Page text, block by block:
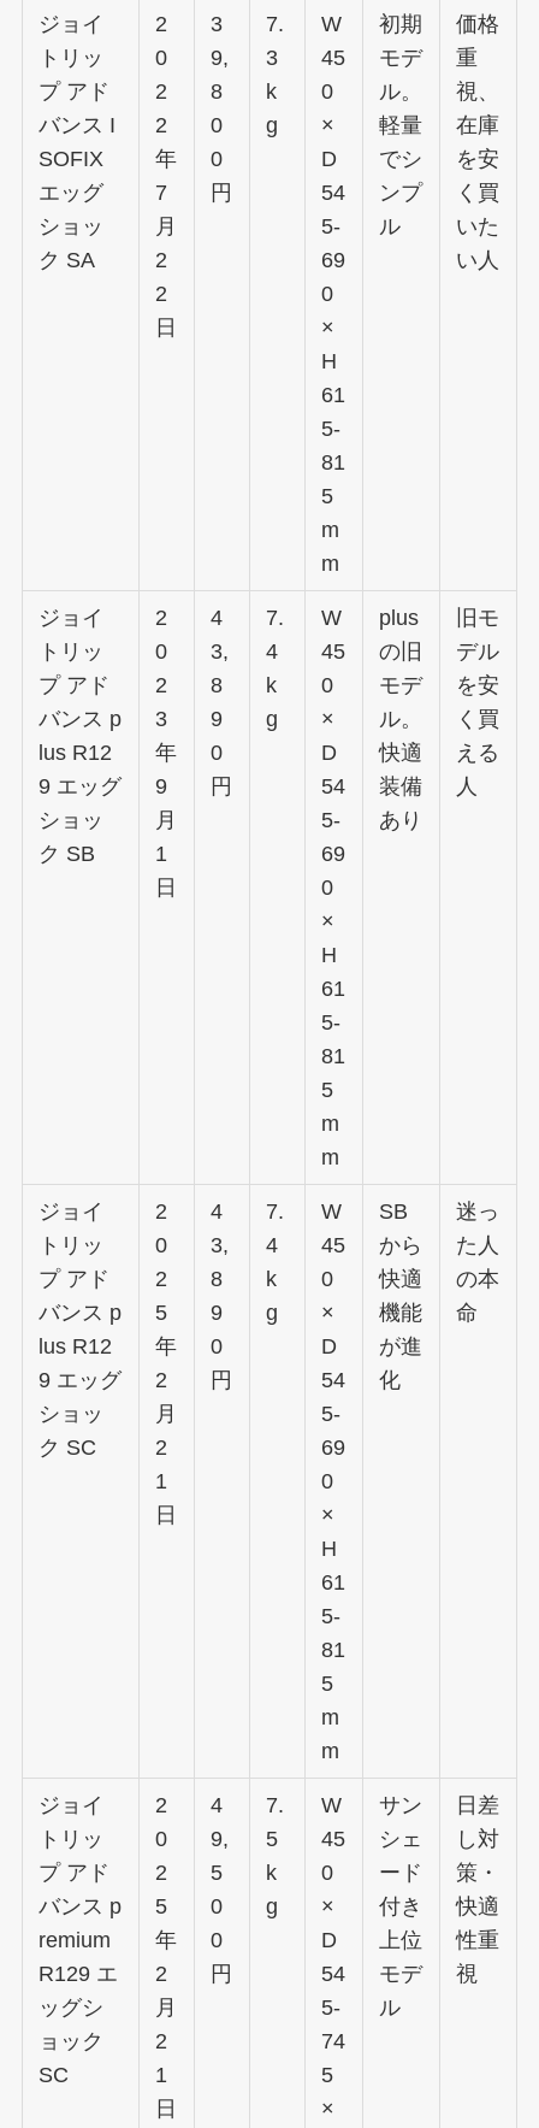
ジョイ
トリッ
プ アド
バンス I
SOFIX
エッグ
ショッ
ク SA
2
0
2
2
年
7
月
2
2
日
3
9,
8
0
0
円
7.
3
k
g
W
45
0
×
D
54
5-
69
0
×
H
61
5-
81
5
m
m
初期
モデ
ル。
軽量
でシ
ンプ
ル
価格
重
視、
在庫
を安
く買
いた
い人
ジョイ
トリッ
プ アド
バンス p
lus R12
9 エッグ
ショッ
ク SB
2
0
2
3
年
9
月
1
日
4
3,
8
9
0
円
7.
4
k
g
W
45
0
×
D
54
5-
69
0
×
H
61
5-
81
5
m
m
plus
の旧
モデ
ル。
快適
装備
あり
旧モ
デル
を安
く買
える
人
ジョイ
トリッ
プ アド
バンス p
lus R12
9 エッグ
ショッ
ク SC
2
0
2
5
年
2
月
2
1
日
4
3,
8
9
0
円
7.
4
k
g
W
45
0
×
D
54
5-
69
0
×
H
61
5-
81
5
m
m
SB
から
快適
機能
が進
化
迷っ
た人
の本
命
ジョイ
トリッ
プ アド
バンス p
remium
R129 エ
ッグシ
ョック
SC
2
0
2
5
年
2
月
2
1
日
4
9,
5
0
0
円
7.
5
k
g
W
45
0
×
D
54
5-
74
5
×
サン
シェ
ード
付き
上位
モデ
ル
日差
し対
策・
快適
性重
視